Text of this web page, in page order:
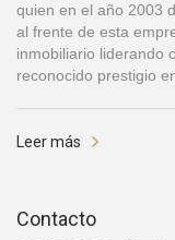
quien en el año 2003
al frente de esta
inmobiliario liderando
reconocido prestigio
Leer más
Contacto